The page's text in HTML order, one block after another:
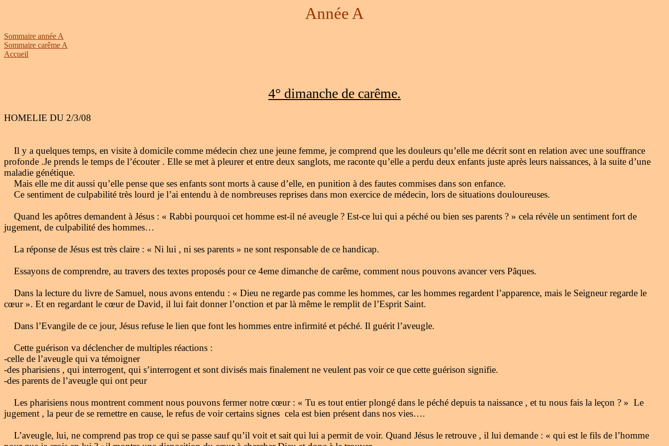
Année A
Sommaire année A
Sommaire carême A
Accueil
4° dimanche de carême.
HOMELIE DU 2/3/08
Il y a quelques temps, en visite à domicile comme médecin chez une jeune femme, je comprend que les douleurs qu’elle me décrit sont en relation avec une souffrance
profonde .Je prends le temps de l’écouter . Elle se met à pleurer et entre deux sanglots, me raconte qu’elle a perdu deux enfants juste après leurs naissances, à la suite d’une
maladie génétique.
Mais elle me dit aussi qu’elle pense que ses enfants sont morts à cause d’elle, en punition à des fautes commises dans son enfance.
Ce sentiment de culpabilité très lourd je l’ai entendu à de nombreuses reprises dans mon exercice de médecin, lors de situations douloureuses.
Quand les apôtres demandent à Jésus : « Rabbi pourquoi cet homme est-il né aveugle ? Est-ce lui qui a péché ou bien ses parents ? » cela révèle un sentiment fort de
jugement, de culpabilité des hommes…
La réponse de Jésus est très claire : « Ni lui , ni ses parents » ne sont responsable de ce handicap.
Essayons de comprendre, au travers des textes proposés pour ce 4eme dimanche de carême, comment nous pouvons avancer vers Pâques.
Dans la lecture du livre de Samuel, nous avons entendu : « Dieu ne regarde pas comme les hommes, car les hommes regardent l’apparence, mais le Seigneur regarde le
cœur ». Et en regardant le cœur de David, il lui fait donner l’onction et par là même le remplit de l’Esprit Saint.
Dans l’Evangile de ce jour, Jésus refuse le lien que font les hommes entre infirmité et péché. Il guérit l’aveugle.
Cette guérison va déclencher de multiples réactions :
-celle de l’aveugle qui va témoigner
-des pharisiens , qui interrogent, qui s’interrogent et sont divisés mais finalement ne veulent pas voir ce que cette guérison signifie.
-des parents de l’aveugle qui ont peur
Les pharisiens nous montrent comment nous pouvons fermer notre cœur : « Tu es tout entier plongé dans le péché depuis ta naissance , et tu nous fais la leçon ? » Le
jugement , la peur de se remettre en cause, le refus de voir certains signes cela est bien présent dans nos vies….
L’aveugle, lui, ne comprend pas trop ce qui se passe sauf qu’il voit et sait qui lui a permit de voir. Quand Jésus le retrouve , il lui demande : « qui est le fils de l’homme